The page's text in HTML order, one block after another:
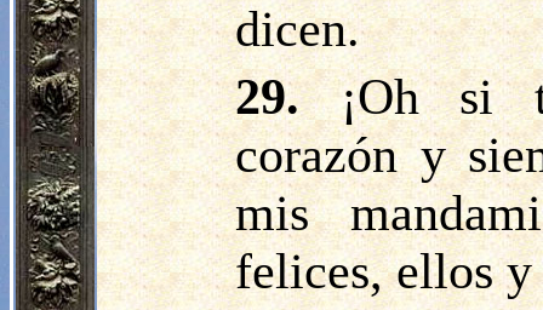
dicen.
29.¡Oh si
corazón y
mis
felices, ellos